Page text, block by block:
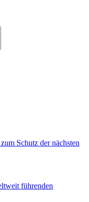
Schutz der nächsten
führenden